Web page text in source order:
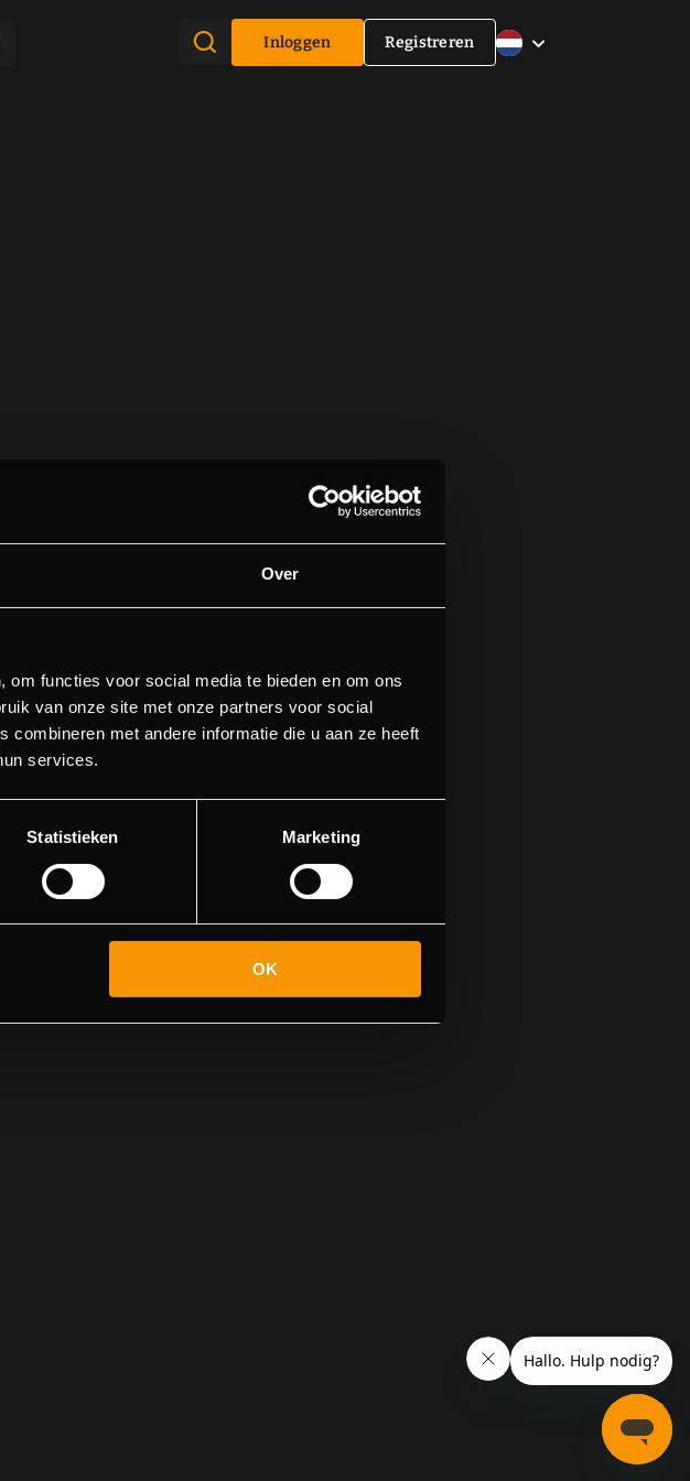
Over
functies voor social media te bieden en om ons
van onze site met onze partners voor social
combineren met andere informatie die u aan ze heeft
services.
Statistieken Marketing
OK
Inloggen Registreren
wilde niet vinden.